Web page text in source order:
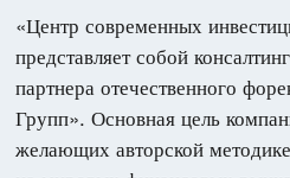
«Центр современных
представляет собой
партнера отечественного
Групп». Основная цель
желающих авторской